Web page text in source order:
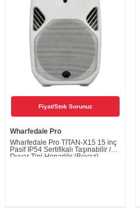
Fiyat/Stok Sorunuz
Wharfedale Pro
Wharfedale Pro TITAN-X15 15 inç
Pasif IP54 Sertifikalı Taşınabilir /
Duvar Tipi Hoparlör (Beyaz)